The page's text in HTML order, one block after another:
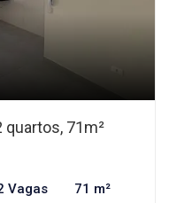
quartos, 71m²
Vagas 71 m²